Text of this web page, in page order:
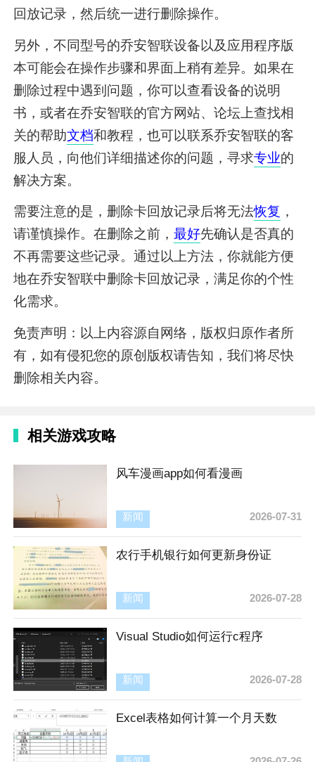
回放记录，然后统一进行删除操作。
另外，不同型号的乔安智联设备以及应用程序版
本可能会在操作步骤和界面上稍有差异。如果在
删除过程中遇到问题，你可以查看设备的说明
书，或者在乔安智联的官方网站、论坛上查找相
关的帮助文档和教程，也可以联系乔安智联的客
服人员，向他们详细描述你的问题，寻求专业的
解决方案。
需要注意的是，删除卡回放记录后将无法恢复 ，
请谨慎操作。在删除之前， 最好先确认是否真的
不再需要这些记录。通过以上方法，你就能方便
地在乔安智联中删除卡回放记录，满足你的个性
化需求。
免责声明：以上内容源自网络，版权归原作者所
有，如有侵犯您的原创版权请告知，我们将尽快
删除相关内容。
相关游戏攻略
风车漫画app如何看漫画
新闻 2026-07-31
农行手机银行如何更新身份证
新闻 2026-07-28
Visual Studio如何运行c程序
新闻 2026-07-28
Excel表格如何计算一个月天数